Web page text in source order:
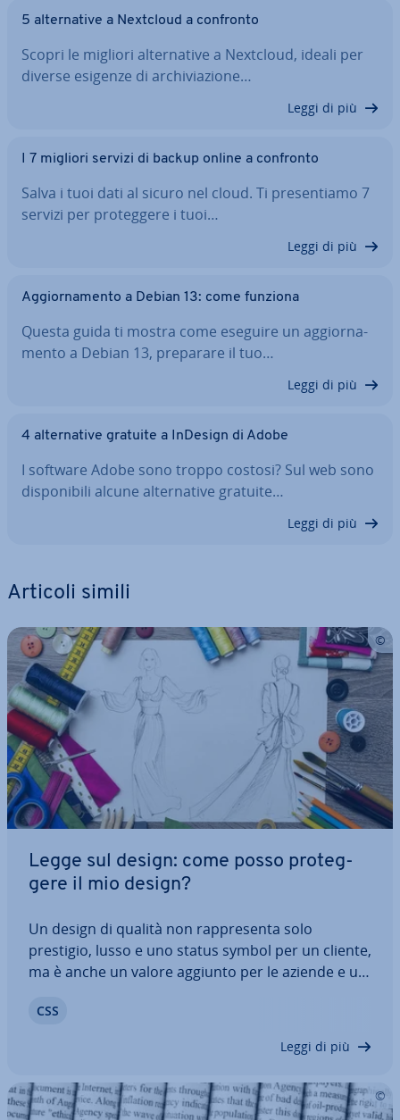
5 al­ter­na­ti­ve a Nextcloud a confronto
Scopri le migliori al­ter­na­ti­ve a Nextcloud, ideali per
diverse esigenze di ar­chi­via­zio­ne…
Leggi di più
I 7 migliori servizi di backup online a confronto
Salva i tuoi dati al sicuro nel cloud. Ti pre­sen­tia­mo 7
servizi per pro­teg­ge­re i tuoi…
Leggi di più
Ag­gior­na­men­to a Debian 13: come funziona
Questa guida ti mostra come eseguire un ag­gior­na­
men­to a Debian 13, preparare il tuo…
Leggi di più
4 al­ter­na­ti­ve gratuite a InDesign di Adobe
I software Adobe sono troppo costosi? Sul web sono
di­spo­ni­bi­li alcune al­ter­na­ti­ve gratuite…
Leggi di più
Articoli simili
Legge sul design: come posso pro­teg­
ge­re il mio design?
Un design di qualità non rap­pre­sen­ta solo
prestigio, lusso e uno status symbol per un cliente,
ma è anche un valore aggiunto per le aziende e un
tra cui anche Apple, lo di­mo­stra­no sempre di più: il
CSS
Leggi di più